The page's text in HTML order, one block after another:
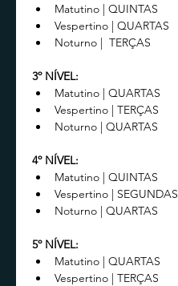
Matutino | QUINTAS
Vespertino | QUARTAS
Noturno |  TERÇAS
3º NÍVEL:
Matutino | QUARTAS
Vespertino | TERÇAS
Noturno | QUARTAS
4º NÍVEL:
Matutino | QUINTAS
Vespertino | SEGUNDAS
Noturno | QUARTAS
5º NÍVEL:
Matutino | QUARTAS
Vespertino | TERÇAS